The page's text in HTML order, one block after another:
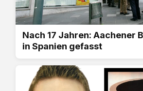
Nach 17 Jahren: Aachener
in Spanien gefasst